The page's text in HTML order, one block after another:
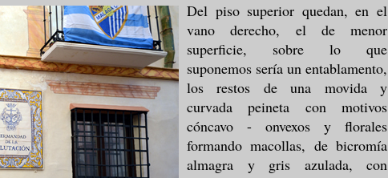
Del piso superior quedan, en el
vano derecho, el de menor
superficie, sobre lo que
suponemos sería un entablamento,
los restos de una movida y
curvada peineta con motivos
cóncavo - onvexos y florales
formando macollas, de bicromía
almagra y gris azulada, con